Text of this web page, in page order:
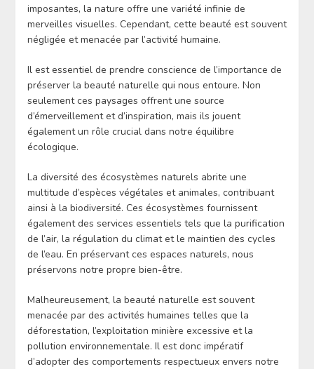
imposantes, la nature offre une variété infinie de
merveilles visuelles. Cependant, cette beauté est souvent
négligée et menacée par l’activité humaine.
Il est essentiel de prendre conscience de l’importance de
préserver la beauté naturelle qui nous entoure. Non
seulement ces paysages offrent une source
d’émerveillement et d’inspiration, mais ils jouent
également un rôle crucial dans notre équilibre
écologique.
La diversité des écosystèmes naturels abrite une
multitude d’espèces végétales et animales, contribuant
ainsi à la biodiversité. Ces écosystèmes fournissent
également des services essentiels tels que la purification
de l’air, la régulation du climat et le maintien des cycles
de l’eau. En préservant ces espaces naturels, nous
préservons notre propre bien-être.
Malheureusement, la beauté naturelle est souvent
menacée par des activités humaines telles que la
déforestation, l’exploitation minière excessive et la
pollution environnementale. Il est donc impératif
d’adopter des comportements respectueux envers notre